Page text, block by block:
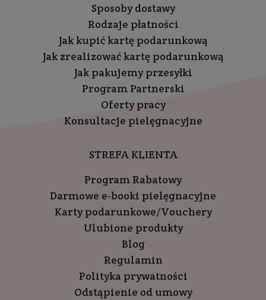
Sposoby dostawy
Rodzaje płatności
Jak kupić kartę podarunkową
Jak zrealizować kartę podarunkową
Jak pakujemy przesyłki
Program Partnerski
Oferty pracy
Konsultacje pielęgnacyjne
STREFA KLIENTA
Program Rabatowy
Darmowe e-booki pielęgnacyjne
Karty podarunkowe/Vouchery
Ulubione produkty
Blog
Regulamin
Polityka prywatności
Odstąpienie od umowy